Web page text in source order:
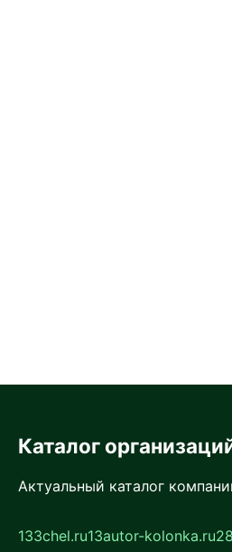
Каталог
Актуальный каталог
133chel.ru13autor-kolonka.ru